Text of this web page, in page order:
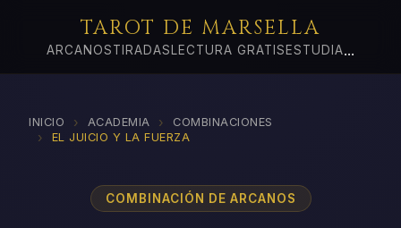
TAROT DE MARSELLA
ARCANOSTIRADAS LECTURA GRATIS ESTUDIA...
INICIO › ACADEMIA › COMBINACIONES
› EL JUICIO Y LA FUERZA
COMBINACIÓN DE ARCANOS